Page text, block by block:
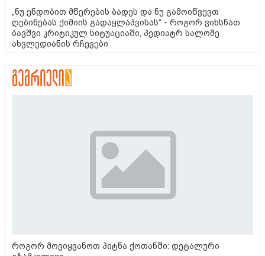
„ნუ ენდობით მწერების ბადეს და ნუ გამოიწვევთ
ღებინებას ქიმიის გადაყლაპვისას“ - როგორ ვიხსნათ
ბავშვი კრიტიკულ სიტუაციაში, პედიატრ სალომე
ახვლედიანის რჩევები
როგორ მოვიყვანოთ პიტნა ქოთანში: დეტალური